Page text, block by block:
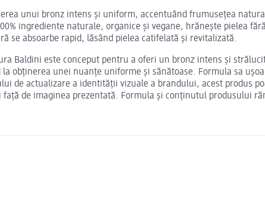
unui bronz intens și uniform, accentuând frumusețea
ingrediente naturale, organice și vegane, hrănește pielea
se absoarbe rapid, lăsând pielea catifelată și revitalizată.
Baldini este conceput pentru a oferi un bronz intens și
obținerea unei nuanțe uniforme și sănătoase. Formula sa
de actualizare a identității vizuale a brandului, acest produs
de imaginea prezentată. Formula și conținutul produsului